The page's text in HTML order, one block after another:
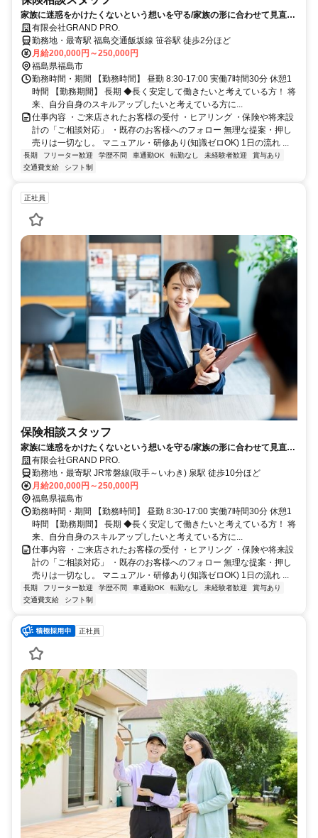
家族に迷惑をかけたくないという想いを守る/家族の形に合わせて見直
し、寄り添い続ける保険
有限会社GRAND PRO.
勤務地・最寄駅 福島交通飯坂線 笹谷駅 徒歩2分ほど
月給200,000円～250,000円
福島県福島市
勤務時間・期間 【勤務時間】 昼勤 8:30-17:00 実働7時間30分 休憩1
時間 【勤務期間】 長期 ◆長く安定して働きたいと考えている方！ 将
来、自分自身のスキルアップしたいと考えている方に...
仕事内容 ・ご来店されたお客様の受付 ・ヒアリング ・保険や将来設
計の「ご相談対応」 ・既存のお客様へのフォロー 無理な提案・押し
売りは一切なし。 マニュアル・研修あり(知識ゼロOK) 1日の流れ ...
長期 フリーター歓迎 学歴不問 車通勤OK 転勤なし 未経験者歓迎
賞与あり
交通費支給
シフト制
正社員
保険相談スタッフ
家族に迷惑をかけたくないという想いを守る/家族の形に合わせて見直
し、寄り添い続ける保険
有限会社GRAND PRO.
勤務地・最寄駅 JR常磐線(取手～いわき) 泉駅 徒歩10分ほど
月給200,000円～250,000円
福島県福島市
勤務時間・期間 【勤務時間】 昼勤 8:30-17:00 実働7時間30分 休憩1
時間 【勤務期間】 長期 ◆長く安定して働きたいと考えている方！ 将
来、自分自身のスキルアップしたいと考えている方に...
仕事内容 ・ご来店されたお客様の受付 ・ヒアリング ・保険や将来設
計の「ご相談対応」 ・既存のお客様へのフォロー 無理な提案・押し
売りは一切なし。 マニュアル・研修あり(知識ゼロOK) 1日の流れ ...
長期 フリーター歓迎 学歴不問 車通勤OK 転勤なし 未経験者歓迎
賞与あり
交通費支給
シフト制
正社員